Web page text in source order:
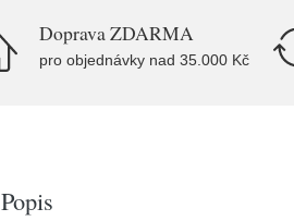
Doprava ZDARMA
pro objednávky nad 35.000 Kč
Popis